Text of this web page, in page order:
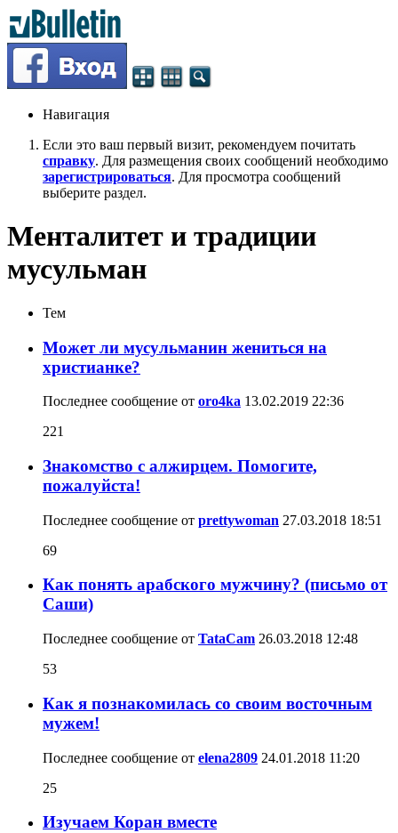
Навигация
Если это ваш первый визит, рекомендуем почитать
справку. Для размещения своих сообщений необходимо
зарегистрироваться. Для просмотра сообщений
выберите раздел.
Менталитет и традиции
мусульман
Тем
Может ли мусульманин жениться на
христианке?
Последнее сообщение от oro4ka 13.02.2019 22:36
221
Знакомство с алжирцем. Помогите,
пожалуйста!
Последнее сообщение от prettywoman 27.03.2018 18:51
69
Как понять арабского мужчину? (письмо от
Саши)
Последнее сообщение от TataCam 26.03.2018 12:48
53
Как я познакомилась со своим восточным
мужем!
Последнее сообщение от elena2809 24.01.2018 11:20
25
Изучаем Коран вместе